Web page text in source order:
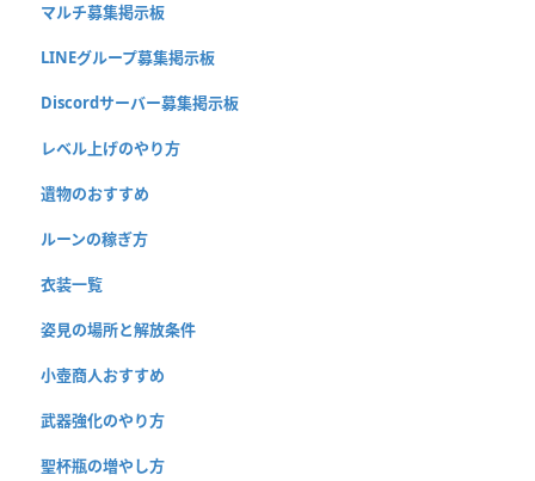
マルチ募集掲示板
LINEグループ募集掲示板
Discordサーバー募集掲示板
レベル上げのやり方
遺物のおすすめ
ルーンの稼ぎ方
衣装一覧
姿見の場所と解放条件
小壺商人おすすめ
武器強化のやり方
聖杯瓶の増やし方